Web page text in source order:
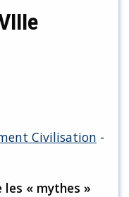
Civilisation -
« mythes »